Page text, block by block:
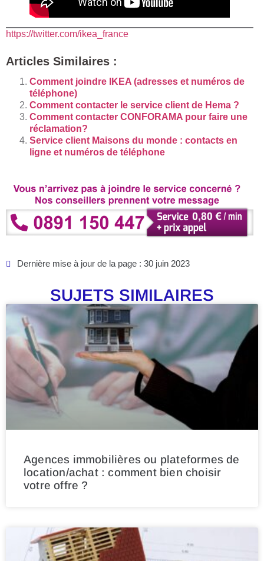
https://twitter.com/ikea_france
Articles Similaires :
Comment joindre IKEA (adresses et numéros de
téléphone)
Comment contacter le service client de Hema ?
Comment contacter CONFORAMA pour faire une
réclamation?
Service client Maisons du monde : contacts en
ligne et numéros de téléphone
Dernière mise à jour de la page : 30 juin 2023
SUJETS SIMILAIRES
Agences immobilières ou plateformes de
location/achat : comment bien choisir
votre offre ?